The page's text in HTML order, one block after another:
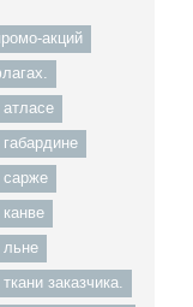
акций
сарже
льне
заказчика.